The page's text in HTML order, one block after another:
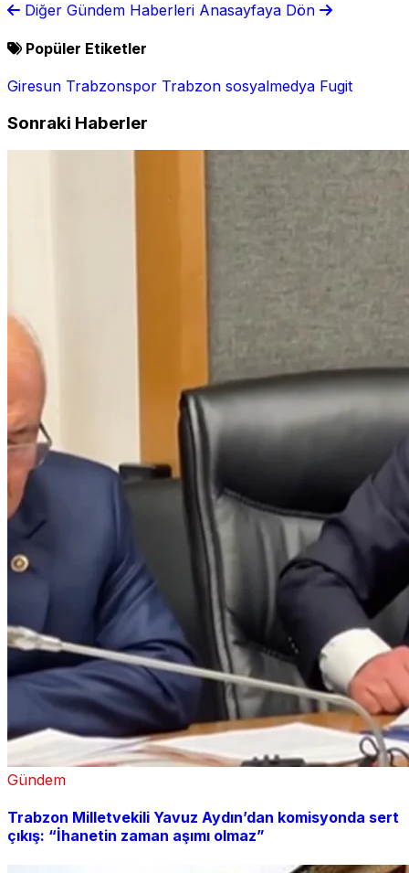
Diğer Gündem Haberleri Anasayfaya Dön
Popüler Etiketler
Giresun Trabzonspor Trabzon sosyalmedya Fugit
Sonraki Haberler
Gündem
Trabzon Milletvekili Yavuz Aydın’dan komisyonda sert
çıkış: “İhanetin zaman aşımı olmaz”